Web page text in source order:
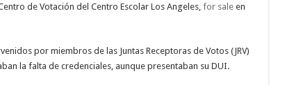
de Votación del Centro Escolar Los Angeles, for saleen
por miembros de las Juntas Receptoras de Votos (JRV)
la falta de credenciales, aunque presentaban su DUI.